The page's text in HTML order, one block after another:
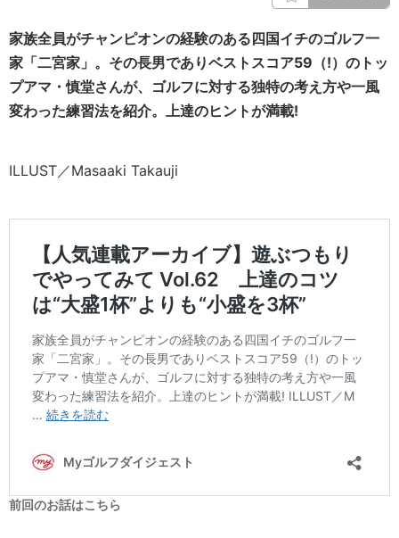
家族全員がチャンピオンの経験のある四国イチのゴルフ一
家「二宮家」。その長男でありベストスコア59（!）のトッ
プアマ・慎堂さんが、ゴルフに対する独特の考え方や一風
変わった練習法を紹介。上達のヒントが満載!
ILLUST／Masaaki Takauji
前回のお話はこちら